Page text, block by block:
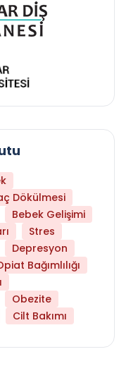
Dökülmesi
Bebek Gelişimi
Stres
Depresyon
Bağımlılığı
Obezite
Cilt Bakımı